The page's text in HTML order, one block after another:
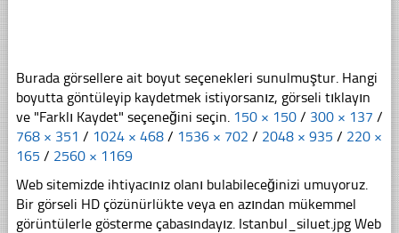
Burada görsellere ait boyut seçenekleri sunulmuştur. Hangi
boyutta göntüleyip kaydetmek istiyorsanız, görseli tıklayın
ve "Farklı Kaydet" seçeneğini seçin. 150 × 150 / 300 × 137 /
768 × 351 / 1024 × 468 / 1536 × 702 / 2048 × 935 / 220 ×
165 / 2560 × 1169
Web sitemizde ihtiyacınız olanı bulabileceğinizi umuyoruz.
Bir görseli HD çözünürlükte veya en azından mükemmel
görüntülerle gösterme çabasındayız. Istanbul_siluet.jpg Web